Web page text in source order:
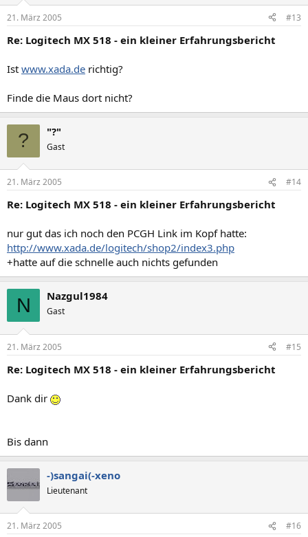
21. März 2005 #13
Re: Logitech MX 518 - ein kleiner Erfahrungsbericht
Ist www.xada.de richtig?
Finde die Maus dort nicht?
? "?"
Gast
21. März 2005 #14
Re: Logitech MX 518 - ein kleiner Erfahrungsbericht
nur gut das ich noch den PCGH Link im Kopf hatte:
http://www.xada.de/logitech/shop2/index3.php
+hatte auf die schnelle auch nichts gefunden
N Nazgul1984
Gast
21. März 2005 #15
Re: Logitech MX 518 - ein kleiner Erfahrungsbericht
Dank dir
Bis dann
-)sangai(-xeno
Lieutenant
21. März 2005 #16